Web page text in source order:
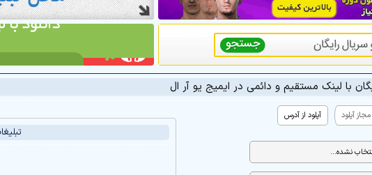
با لینک مستقیم و دائمی در ایمیج یو آر ال
آپلود آپلود از آدرس